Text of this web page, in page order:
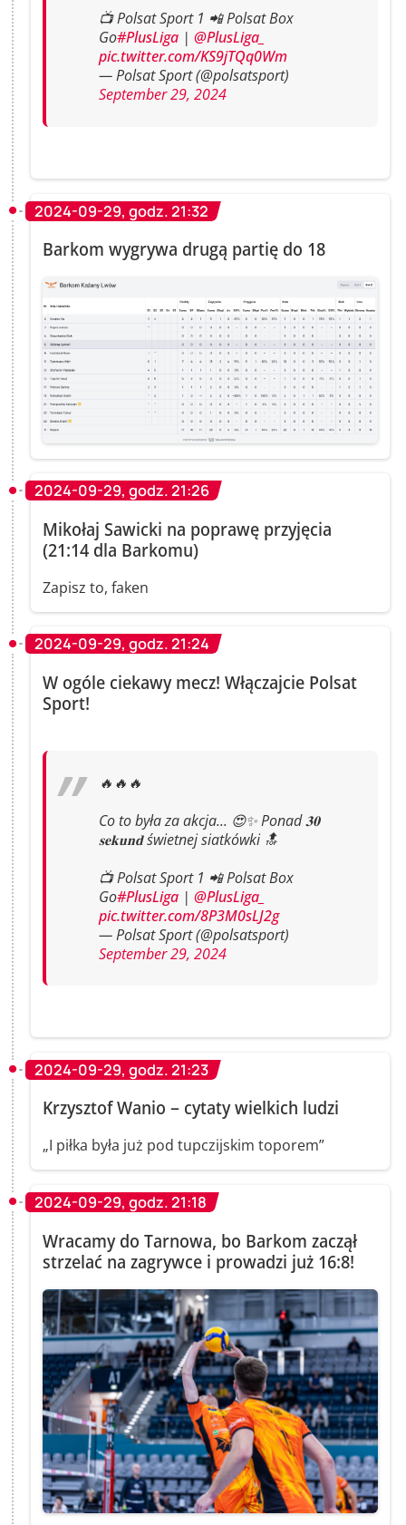
📺 Polsat Sport 1 📲 Polsat Box
Go#PlusLiga| @PlusLiga_
pic.twitter.com/KS9jTQq0Wm
— Polsat Sport (@polsatsport)
September 29, 2024
2024-09-29, godz. 21:32
Barkom wygrywa drugą partię do 18
2024-09-29, godz. 21:26
Mikołaj Sawicki na poprawę przyjęcia
(21:14 dla Barkomu)
Zapisz to, faken
2024-09-29, godz. 21:24
W ogóle ciekawy mecz! Włączajcie Polsat
Sport!
🔥🔥🔥
Co to była za akcja... 😍✨ Ponad 𝟑𝟎
𝐬𝐞𝐤𝐮𝐧𝐝 świetnej siatkówki 🔝
📺 Polsat Sport 1 📲 Polsat Box
Go#PlusLiga| @PlusLiga_
pic.twitter.com/8P3M0sLJ2g
— Polsat Sport (@polsatsport)
September 29, 2024
2024-09-29, godz. 21:23
Krzysztof Wanio – cytaty wielkich ludzi
„I piłka była już pod tupczijskim toporem”
2024-09-29, godz. 21:18
Wracamy do Tarnowa, bo Barkom zaczął
strzelać na zagrywce i prowadzi już 16:8!